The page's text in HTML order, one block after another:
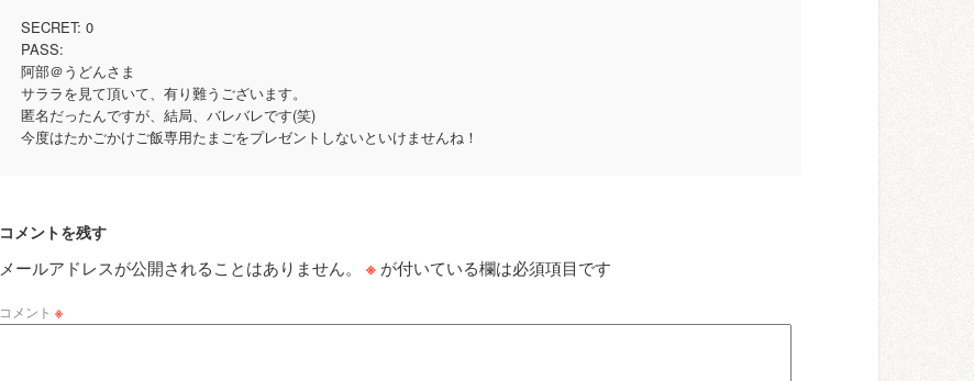
SECRET: 0
PASS:
阿部＠うどんさま
サララを見て頂いて、有り難うございます。
匿名だったんですが、結局、バレバレです(笑)
今度はたかごかけご飯専用たまごをプレゼントしないといけませんね！
コメントを残す
メールアドレスが公開されることはありません。 ※ が付いている欄は必須項目です
コメント ※